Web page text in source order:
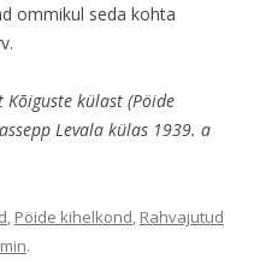
ommikul seda kohta
külast (Pöide
Levala külas 1939. a
, Pöide kihelkond, Rahvajutud
.